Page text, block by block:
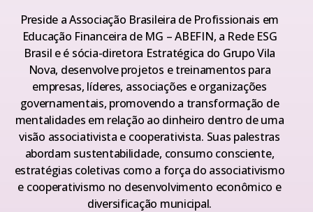
Preside a Associação Brasileira de Profissionais em
Educação Financeira de MG – ABEFIN, a Rede ESG
Brasil e é sócia-diretora Estratégica do Grupo Vila
Nova, desenvolve projetos e treinamentos para
empresas, líderes, associações e organizações
governamentais, promovendo a transformação de
mentalidades em relação ao dinheiro dentro de uma
visão associativista e cooperativista. Suas palestras
abordam sustentabilidade, consumo consciente,
estratégias coletivas como a força do associativismo
e cooperativismo no desenvolvimento econômico e
diversificação municipal.